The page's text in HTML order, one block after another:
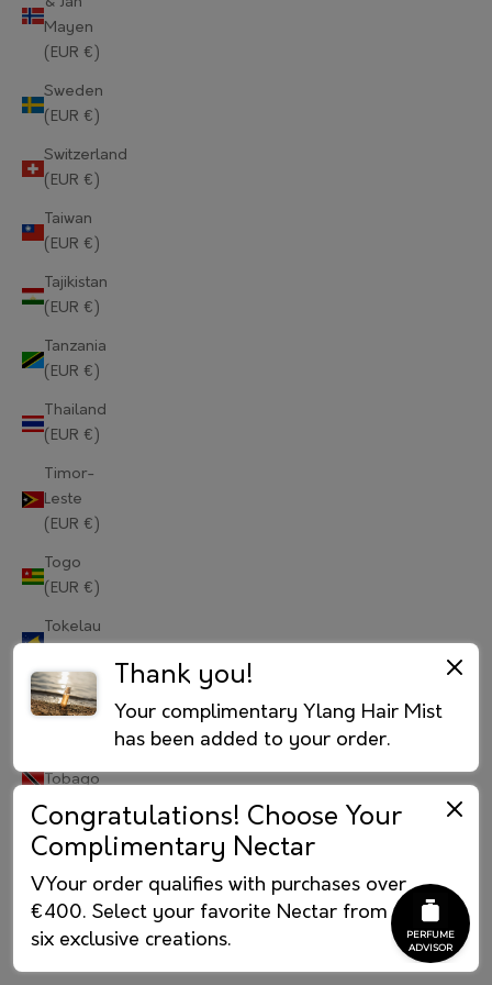
Mayen
(EUR €)
Sweden
(EUR €)
Switzerland
(EUR €)
Taiwan
(EUR €)
Tajikistan
(EUR €)
Tanzania
(EUR €)
Thailand
(EUR €)
Timor-
Leste
(EUR €)
Togo
(EUR €)
Tokelau
Tonga
(EUR €)
Tobago
(EUR €)
Tristan da
(EUR €)
Tunisia
Norway (EUR €)
Pakistan (EUR €)
Palestinian Territories (EUR €)
Panama (EUR €)
Papua New Guinea (EUR €)
Paraguay (EUR €)
Peru (EUR €)
Pitcairn Islands (EUR €)
Poland (EUR €)
Portugal (EUR €)
Qatar (EUR €)
Réunion (EUR €)
Romania (EUR €)
Russia (RUB ₽)
San Marino (EUR €)
São Tomé & Príncipe (EUR €)
Saudi Arabia (EUR €)
Thank you!
Your complimentary Ylang Hair Mist
has been added to your order.
Congratulations! Choose Your
Complimentary Nectar
VYour order qualifies with purchases over
€400. Select your favorite Nectar from our
six exclusive creations.